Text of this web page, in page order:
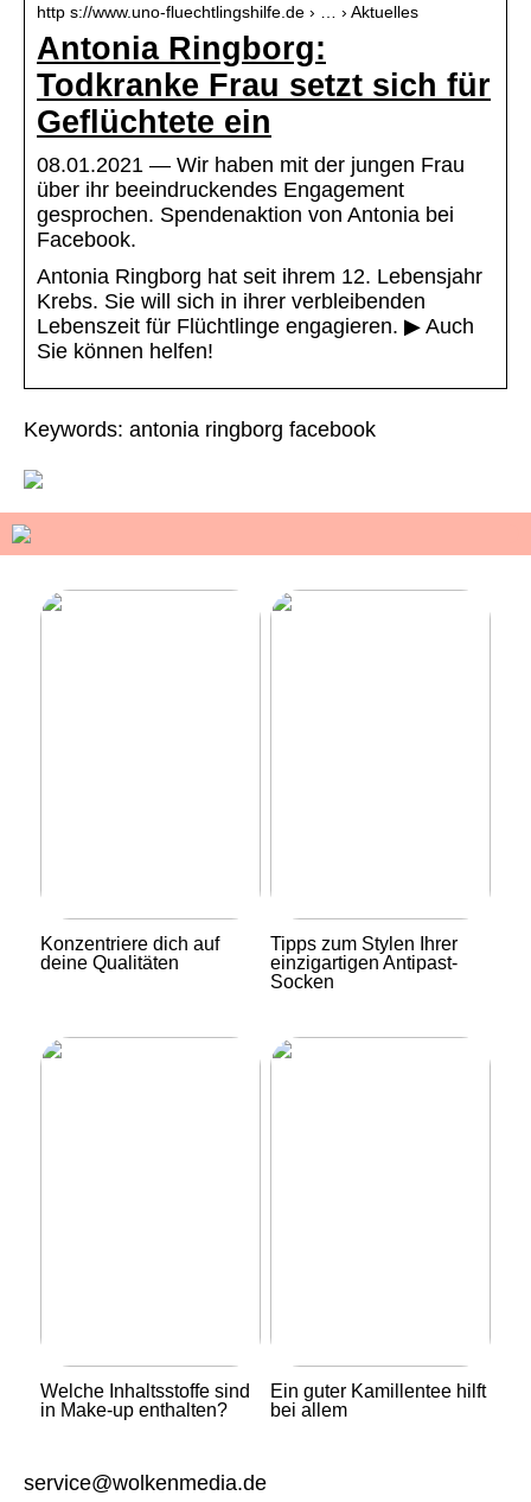
http s://www.uno-fluechtlingshilfe.de › … › Aktuelles
Antonia Ringborg:
Todkranke Frau setzt sich für
Geflüchtete ein
08.01.2021 — Wir haben mit der jungen Frau
über ihr beeindruckendes Engagement
gesprochen. Spendenaktion von Antonia bei
Facebook.
Antonia Ringborg hat seit ihrem 12. Lebensjahr
Krebs. Sie will sich in ihrer verbleibenden
Lebenszeit für Flüchtlinge engagieren. ▶ Auch
Sie können helfen!
Keywords: antonia ringborg facebook
Konzentriere dich auf
deine Qualitäten
Tipps zum Stylen Ihrer
einzigartigen Antipast-
Socken
Welche Inhaltsstoffe sind
in Make-up enthalten?
Ein guter Kamillentee hilft
bei allem
service@wolkenmedia.de